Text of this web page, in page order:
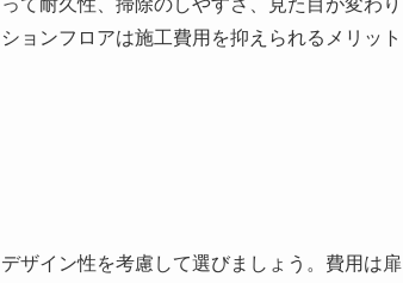
ョンフロアは施工費用を抑えられるメリット
ザイン性を考慮して選びましょう。費用は扉